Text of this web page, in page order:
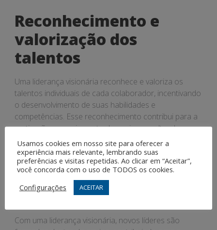
Reconhecimento e
valorização dos
talentos
Uma liderança visionária reconhece e valoriza os
talentos individuais de cada colaborador, incentivando
o desenvolvimento de suas habilidades e
competências. Esse reconhecimento contribui para a
motivação e engajamento da equipe, resultando em
um ambiente de trabalho mais produtivo e
colaborativo.
Desenvolvimento de
lideranças
Com uma liderança visionária, novos líderes são
Usamos cookies em nosso site para oferecer a
experiência mais relevante, lembrando suas
preferências e visitas repetidas. Ao clicar em “Aceitar”,
você concorda com o uso de TODOS os cookies.
Configurações
ACEITAR